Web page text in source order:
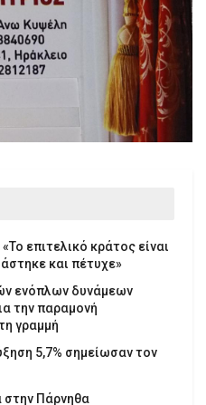
επιτελικό κράτος είναι
και πέτυχε»
ενόπλων δυνάμεων
την παραμονή
γραμμή
5,7% σημείωσαν τον
στην Πάρνηθα